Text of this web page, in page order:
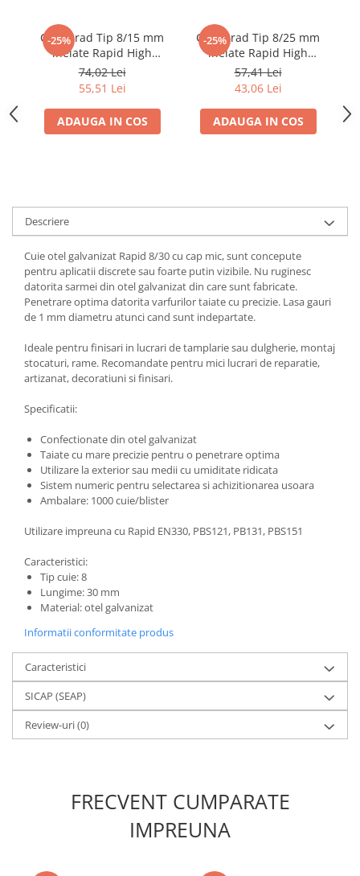
-25%
Cuie Brad Tip 8/15 mm
inelate Rapid High
Performance pentru
plinte, baghete
decorative si mobilier,
5000 bucati 40100532
74,02 Lei
55,51 Lei
ADAUGA IN COS
-25%
Cuie Brad Tip 8/25 mm
inelate Rapid High
Performance pentru
plinte, lambriu si
mobilier, 5000 bucati
40014272
57,41 Lei
43,06 Lei
ADAUGA IN COS
Descriere
Cuie otel galvanizat Rapid 8/30 cu cap mic, sunt concepute
pentru aplicatii discrete sau foarte putin vizibile. Nu ruginesc
datorita sarmei din otel galvanizat din care sunt fabricate.
Penetrare optima datorita varfurilor taiate cu precizie. Lasa gauri
de 1 mm diametru atunci cand sunt indepartate.
Ideale pentru finisari in lucrari de tamplarie sau dulgherie, montaj
stocaturi, rame. Recomandate pentru mici lucrari de reparatie,
artizanat, decoratiuni si finisari.
Specificatii:
Confectionate din otel galvanizat
Taiate cu mare precizie pentru o penetrare optima
Utilizare la exterior sau medii cu umiditate ridicata
Sistem numeric pentru selectarea si achizitionarea usoara
Ambalare: 1000 cuie/blister
Utilizare impreuna cu Rapid EN330, PBS121, PB131, PBS151
Caracteristici:
Tip cuie: 8
Lungime: 30 mm
Material: otel galvanizat
Informatii conformitate produs
Caracteristici
SICAP (SEAP)
Review-uri(0)
FRECVENT CUMPARATE
IMPREUNA